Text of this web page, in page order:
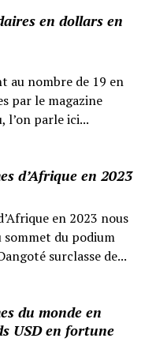
en dollars en
au nombre de 19 en
par le magazine
l’on parle ici...
d’Afrique en 2023
en 2023 nous
sommet du podium
surclasse de...
du monde en
USD en fortune